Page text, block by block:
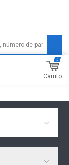
Carrito
0